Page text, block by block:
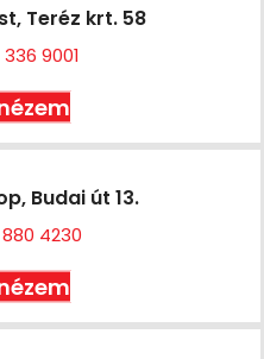
Teréz krt. 58
9001
Budai út 13.
4230